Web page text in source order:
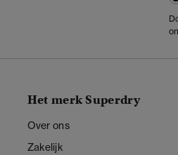
Het merk Superdry
Over ons
Zakelijk